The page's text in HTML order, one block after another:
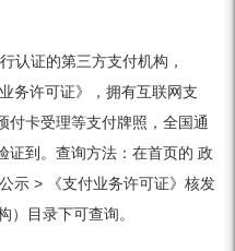
认证的第三方支付机构，
务许可证》，拥有互联网支
付卡受理等支付牌照，全国通
证到。查询方法：在首页的 政
示 > 《支付业务许可证》核发
）目录下可查询。